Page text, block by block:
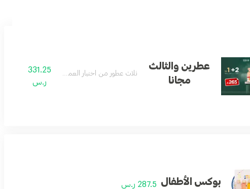
بالتخرج
عطرين والثالث
مجانا
ثلاث عطور من اختيار العميل
331.25
ر.س
بوكس الأطفال 287.5 ر.س